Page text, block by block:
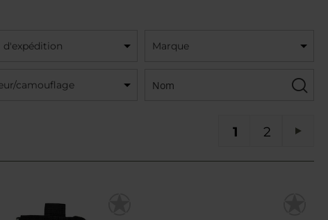
d'expédition Marque
camouflage Filtre
1
2